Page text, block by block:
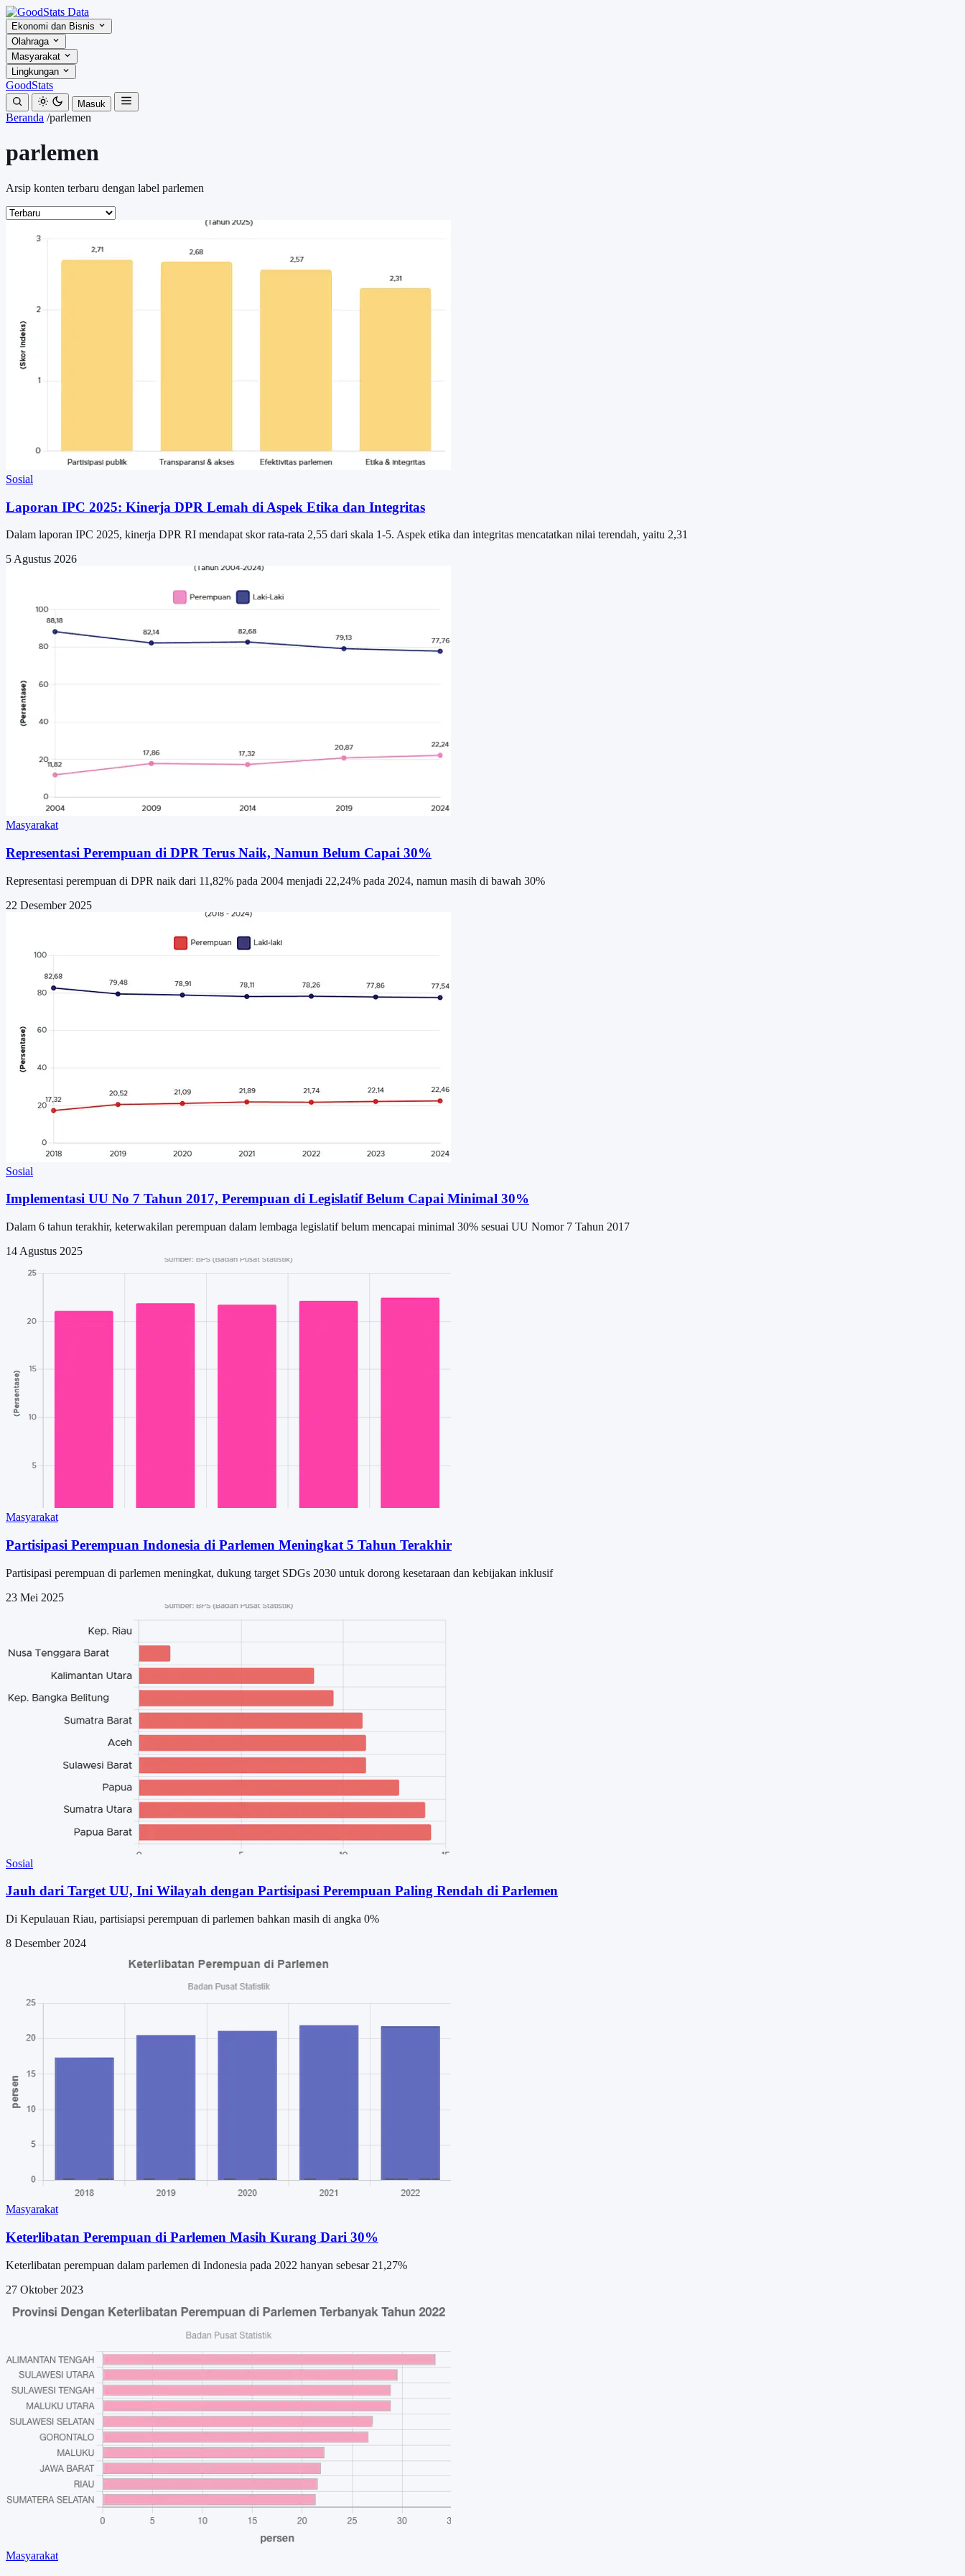
Ekonomi dan Bisnis
Olahraga
Masyarakat
Lingkungan
GoodStats
Masuk
Beranda /parlemen
parlemen
Arsip konten terbaru dengan label parlemen
Sosial
Laporan IPC 2025: Kinerja DPR Lemah di Aspek Etika dan Integritas
Dalam laporan IPC 2025, kinerja DPR RI mendapat skor rata-rata 2,55 dari skala 1-5. Aspek etika dan integritas mencatatkan nilai terendah, yaitu 2,31
5 Agustus 2026
Masyarakat
Representasi Perempuan di DPR Terus Naik, Namun Belum Capai 30%
Representasi perempuan di DPR naik dari 11,82% pada 2004 menjadi 22,24% pada 2024, namun masih di bawah 30%
22 Desember 2025
Sosial
Implementasi UU No 7 Tahun 2017, Perempuan di Legislatif Belum Capai Minimal 30%
Dalam 6 tahun terakhir, keterwakilan perempuan dalam lembaga legislatif belum mencapai minimal 30% sesuai UU Nomor 7 Tahun 2017
14 Agustus 2025
Masyarakat
Partisipasi Perempuan Indonesia di Parlemen Meningkat 5 Tahun Terakhir
Partisipasi perempuan di parlemen meningkat, dukung target SDGs 2030 untuk dorong kesetaraan dan kebijakan inklusif
23 Mei 2025
Sosial
Jauh dari Target UU, Ini Wilayah dengan Partisipasi Perempuan Paling Rendah di Parlemen
Di Kepulauan Riau, partisiapsi perempuan di parlemen bahkan masih di angka 0%
8 Desember 2024
Masyarakat
Keterlibatan Perempuan di Parlemen Masih Kurang Dari 30%
Keterlibatan perempuan dalam parlemen di Indonesia pada 2022 hanyan sebesar 21,27%
27 Oktober 2023
Masyarakat